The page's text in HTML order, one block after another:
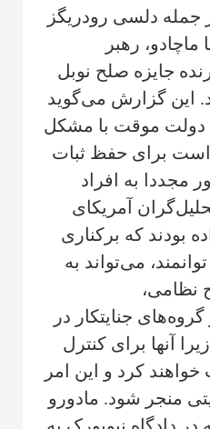
جمله دلسی رودریگز
ماچادو، رهبر
جایزه صلح نوبل
این گزارش می‌گوید
دولت موقت با مشکل
برای حفظ ثبات
مجددا به افراد
آمریکای
بودند که برکناری
می‌تواند به
نظامی،
جنایتکار در
آنها برای کنترل
کرد و این امر
منجر شود. مادورو